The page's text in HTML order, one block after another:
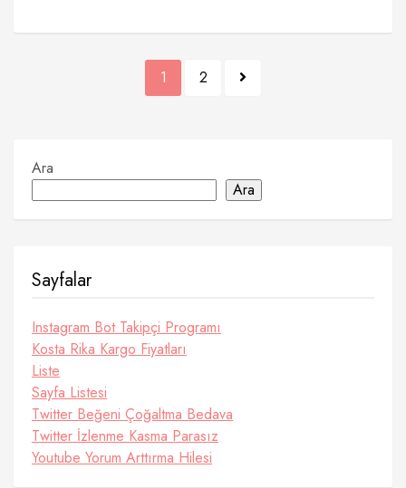
1 2
Ara
Ara
Sayfalar
Instagram Bot Takipçi Programı
Kosta Rika Kargo Fiyatları
Liste
Sayfa Listesi
Twitter Beğeni Çoğaltma Bedava
Twitter İzlenme Kasma Parasız
Youtube Yorum Arttırma Hilesi